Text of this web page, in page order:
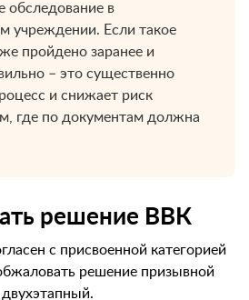
обследование в
учреждении. Если такое
пройдено заранее и
– это существенно
и снижает риск
где по документам должна
решение ВВК
с присвоенной категорией
решение призывной